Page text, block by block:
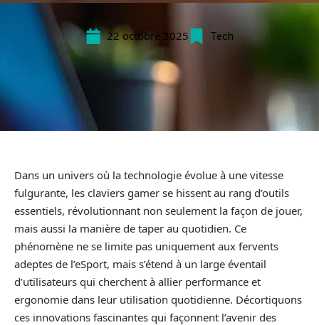
22 octobre 2025 Tech
Dans un univers où la technologie évolue à une vitesse
fulgurante, les claviers gamer se hissent au rang d’outils
essentiels, révolutionnant non seulement la façon de jouer,
mais aussi la manière de taper au quotidien. Ce
phénomène ne se limite pas uniquement aux fervents
adeptes de l’eSport, mais s’étend à un large éventail
d’utilisateurs qui cherchent à allier performance et
ergonomie dans leur utilisation quotidienne. Décortiquons
ces innovations fascinantes qui façonnent l’avenir des